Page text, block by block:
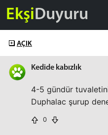
EkşiDuyuru
AÇIK
Kedide kabızlık
4-5 gündür
Duphalac şurup
0